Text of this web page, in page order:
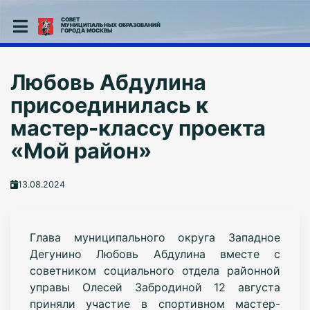
СОВЕТ
МУНИЦИПАЛЬНЫХ ОБРАЗОВАНИЙ
ГОРОДА МОСКВЫ
Любовь Абдулина
присоединилась к
мастер-классу проекта
«Мой район»
13.08.2024
Глава муниципального округа Западное
Дегунино Любовь Абдулина вместе с
советником социального отдела районной
управы Олесей Забродиной 12 августа
приняли участие в спортивном мастер-